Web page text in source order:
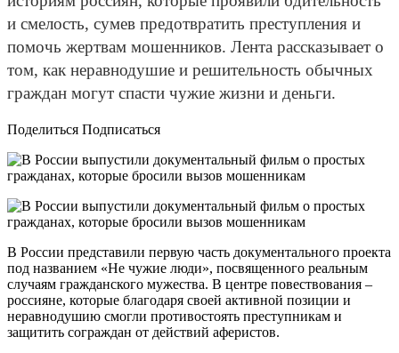
и смелость, сумев предотвратить преступления и
помочь жертвам мошенников. Лента рассказывает о
том, как неравнодушие и решительность обычных
граждан могут спасти чужие жизни и деньги.
Поделиться Подписаться
В России представили первую часть документального проекта
под названием «Не чужие люди», посвященного реальным
случаям гражданского мужества. В центре повествования –
россияне, которые благодаря своей активной позиции и
неравнодушию смогли противостоять преступникам и
защитить сограждан от действий аферистов.